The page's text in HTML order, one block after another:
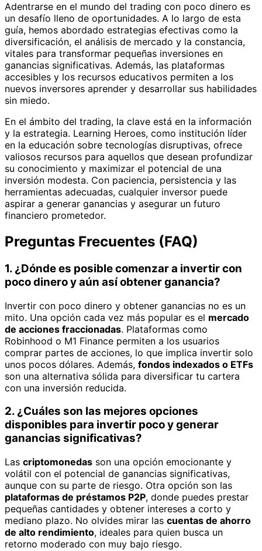
Adentrarse en el mundo del trading con poco dinero es
un desafío lleno de oportunidades. A lo largo de esta
guía, hemos abordado estrategias efectivas como la
diversificación, el análisis de mercado y la constancia,
vitales para transformar pequeñas inversiones en
ganancias significativas. Además, las plataformas
accesibles y los recursos educativos permiten a los
nuevos inversores aprender y desarrollar sus habilidades
sin miedo.
En el ámbito del trading, la clave está en la información
y la estrategia. Learning Heroes, como institución líder
en la educación sobre tecnologías disruptivas, ofrece
valiosos recursos para aquellos que desean profundizar
su conocimiento y maximizar el potencial de una
inversión modesta. Con paciencia, persistencia y las
herramientas adecuadas, cualquier inversor puede
aspirar a generar ganancias y asegurar un futuro
financiero prometedor.
Preguntas Frecuentes (FAQ)
1. ¿Dónde es posible comenzar a invertir con
poco dinero y aún así obtener ganancia?
Invertir con poco dinero y obtener ganancias no es un
mito. Una opción cada vez más popular es el mercado
de acciones fraccionadas. Plataformas como
Robinhood o M1 Finance permiten a los usuarios
comprar partes de acciones, lo que implica invertir solo
unos pocos dólares. Además, fondos indexados o ETFs
son una alternativa sólida para diversificar tu cartera
con una inversión reducida.
2. ¿Cuáles son las mejores opciones
disponibles para invertir poco y generar
ganancias significativas?
Las criptomonedas son una opción emocionante y
volátil con el potencial de ganancias significativas,
aunque con su parte de riesgo. Otra opción son las
plataformas de préstamos P2P, donde puedes prestar
pequeñas cantidades y obtener intereses a corto y
mediano plazo. No olvides mirar las cuentas de ahorro
de alto rendimiento, ideales para quien busca un
retorno moderado con muy bajo riesgo.